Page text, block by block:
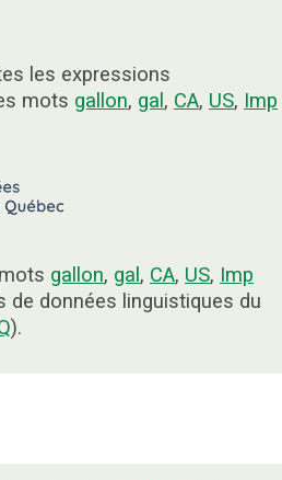
les expressions
mots gallon, gal , CA, US, Imp
gallon, gal , CA, US, Imp
de données linguistiques du
).